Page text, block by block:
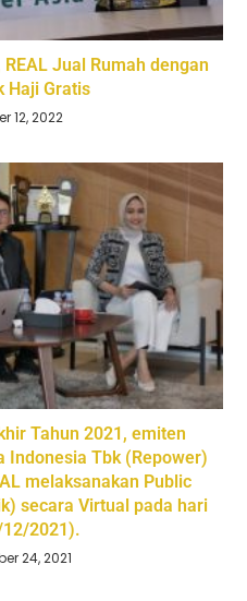
Jual Rumah dengan
Haji Gratis
12, 2022
Tahun 2021, emiten
Indonesia Tbk (Repower)
melaksanakan Public
secara Virtual pada hari
2021).
24, 2021